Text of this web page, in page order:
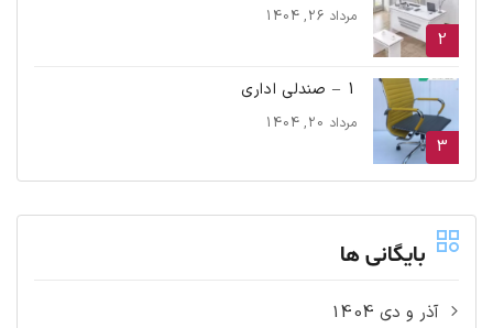
مرداد 26, 1404
1 – صندلی اداری
مرداد 20, 1404
بایگانی ها
آذر و دی 1404